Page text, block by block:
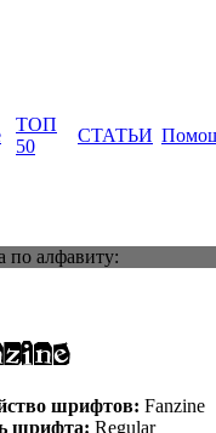
ТОП
50
СТАТЬИ
по алфавиту:
шрифтов: Fanzine
шрифта: Regular